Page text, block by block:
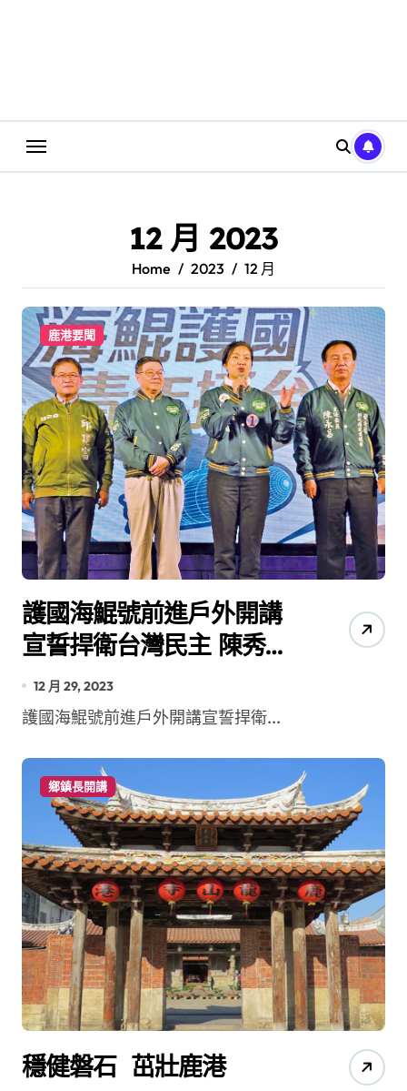
12 月 2023
Home 2023 12 月
鹿港要聞
護國海鯤號前進戶外開講
宣誓捍衛台灣民主 陳秀寳
爭取經費超過211億元服務
鄉親不分黨派
12 月 29, 2023
護國海鯤號前進戶外開講宣誓捍衛...
鄉鎮長開講
穩健磐石 茁壯鹿港